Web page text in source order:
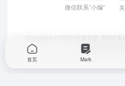
微信联系”小编“
Copyright © 2026 玩家导航 黑ICP
安备
首页 Mark